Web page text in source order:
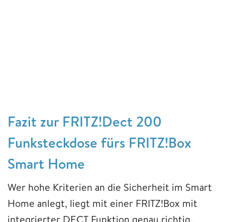
Fazit zur FRITZ!Dect 200
Funksteckdose fürs FRITZ!Box
Smart Home
Wer hohe Kriterien an die Sicherheit im Smart
Home anlegt, liegt mit einer FRITZ!Box mit
integrierter DECT Funktion genau richtig.